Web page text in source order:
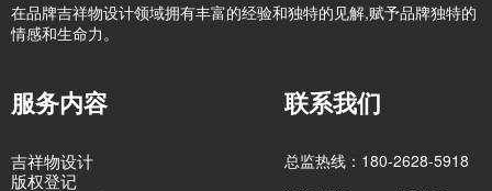
在品牌吉祥物设计领域拥有丰富的经验和独特的见解,赋予品牌独特的
情感和生命力。
服务内容
吉祥物设计
版权登记
联系我们
总监热线：180-2628-5918